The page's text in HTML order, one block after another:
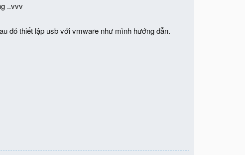
..vvv
đó thiết lập usb với vmware như mình hướng dẫn.